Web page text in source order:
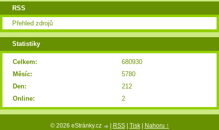
RSS
Přehled zdrojů
Statistiky
Online: 2
Celkem:
680930
Měsíc:
5780
Den:
212
© 2026 eStránky.cz RSS| Tisk| Nahoru ↑